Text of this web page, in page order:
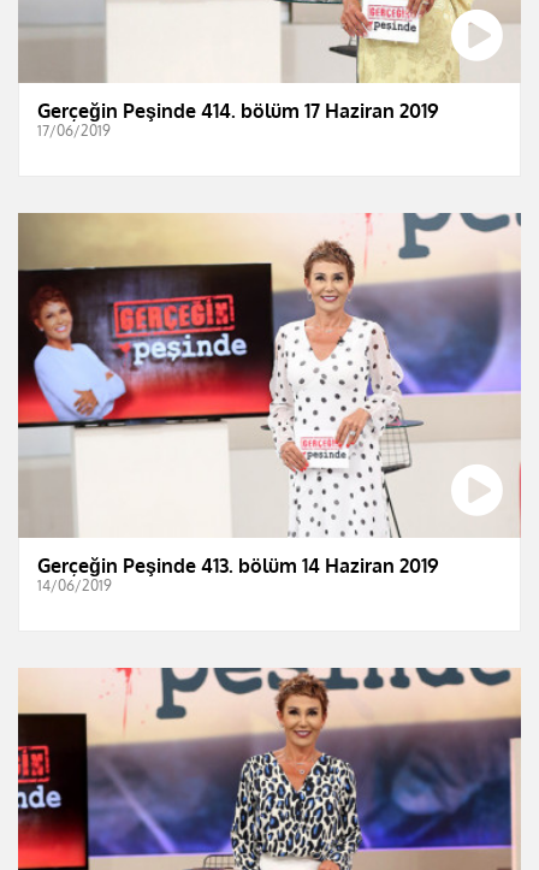
Gerçeğin Peşinde 414. bölüm 17 Haziran 2019
17/06/2019
Gerçeğin Peşinde 413. bölüm 14 Haziran 2019
14/06/2019